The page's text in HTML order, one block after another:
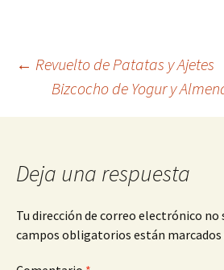
Navegación
de
entradas
← Revuelto de Patatas y Ajetes
Bizcocho de Yogur y
Deja una respuesta
Tu dirección de correo electrónico no
campos obligatorios están marcados